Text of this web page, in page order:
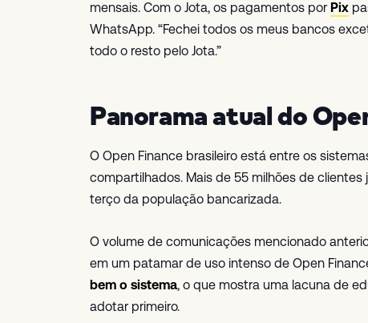
mensais. Com o Jota, os pagamentos por Pix
WhatsApp. “Fechei todos os meus bancos
todo o resto pelo Jota.”
Panorama atual do
O Open Finance brasileiro está entre os
compartilhados. Mais de 55 milhões de
terço da população bancarizada.
O volume de comunicações mencionado
em um patamar de uso intenso de Open
bem o sistema, o que mostra uma lacuna de
adotar primeiro.